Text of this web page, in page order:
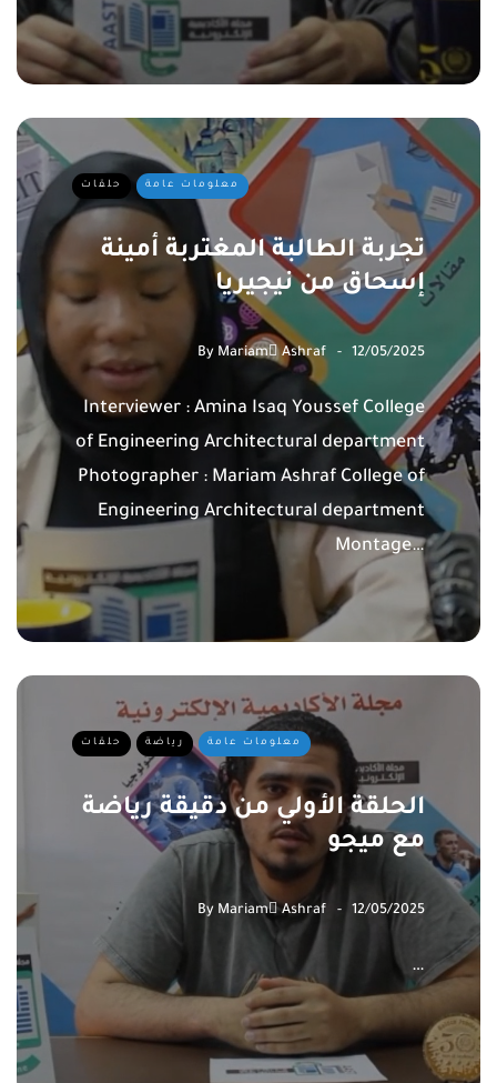
حلقات معلومات عامة
تجربة الطالبة المغتربة أمينة
إسحاق من نيجيريا
By Mariam ِAshraf 12/05/2025
Interviewer : Amina Isaq Youssef College
of Engineering Architectural department
Photographer : Mariam Ashraf College of
Engineering Architectural department
Montage…
حلقات رياضة معلومات عامة
الحلقة الأولي من دقيقة رياضة
مع ميجو
By Mariam ِAshraf 12/05/2025
…